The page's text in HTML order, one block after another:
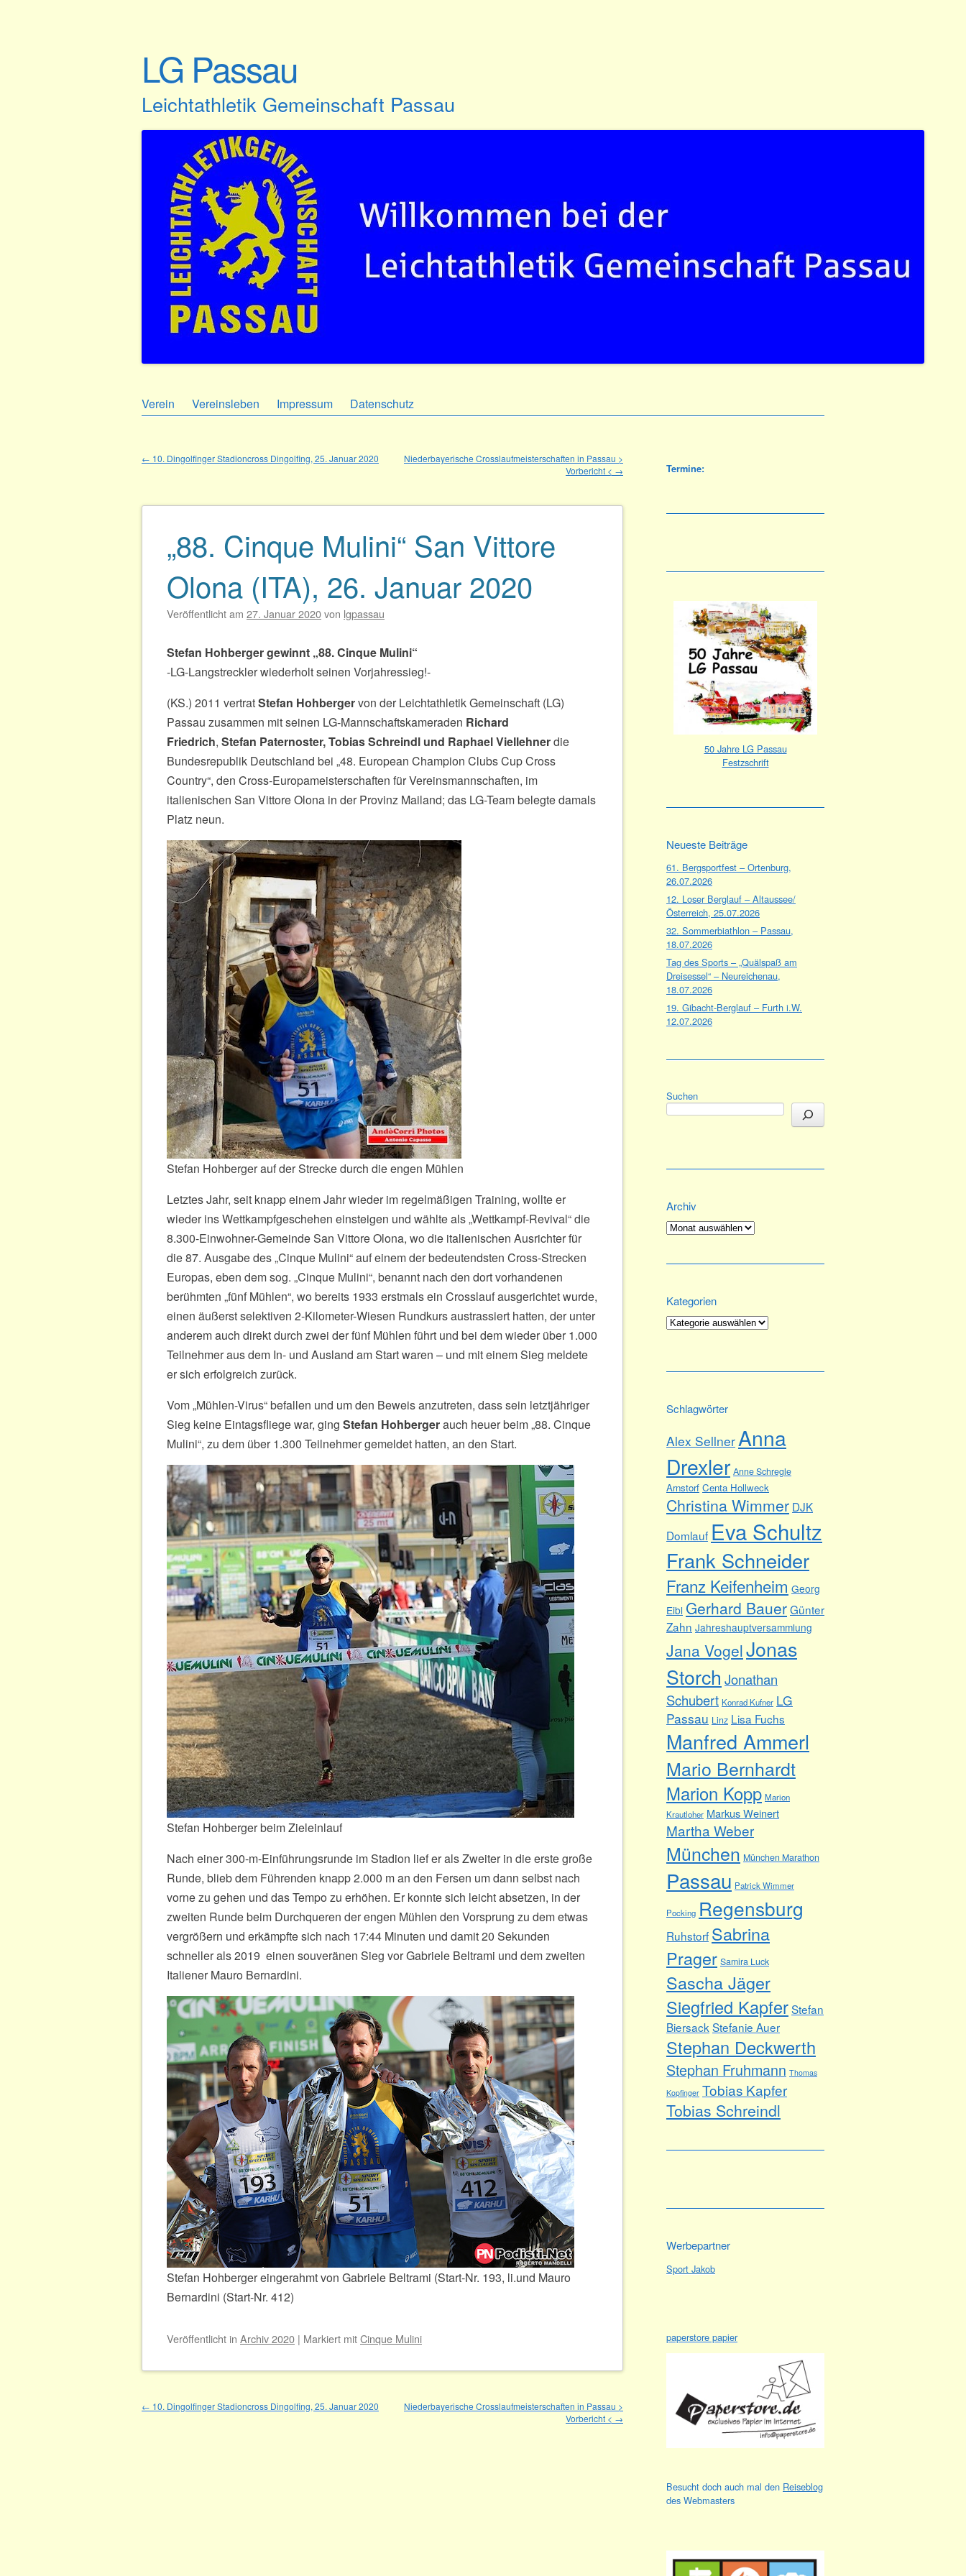
LG Passau
Leichtathletik Gemeinschaft Passau
Zum
Verein Vereinsleben Impressum Datenschutz
← 10. Dingolfinger Stadioncross Dingolfing, 25. Januar 2020
Niederbayerische Crosslaufmeisterschaften in Passau >
Vorbericht < →
„88. Cinque Mulini“ San Vittore
Olona (ITA), 26. Januar 2020
Veröffentlicht am 27. Januar 2020von lgpassau
Stefan Hohberger gewinnt „88. Cinque Mulini“
-LG-Langstreckler wiederholt seinen Vorjahressieg!-
(KS.) 2011 vertratStefan Hohbergervon der Leichtathletik Gemeinschaft (LG)
Passau zusammen mit seinen LG-Mannschaftskameraden Richard
Friedrich, Stefan Paternoster, Tobias Schreindl und Raphael Viellehnerdie
Bundesrepublik Deutschland bei „48. European Champion Clubs Cup Cross
Country“, den Cross-Europameisterschaften für Vereinsmannschaften, im
italienischen San Vittore Olona in der Provinz Mailand; das LG-Team belegte damals
Platz neun.
Stefan Hohberger auf der Strecke durch die engen Mühlen
Letztes Jahr, seit knapp einem Jahr wieder im regelmäßigen Training, wollte er
wieder ins Wettkampfgeschehen einsteigen und wählte als „Wettkampf-Revival“ die
8.300-Einwohner-Gemeinde San Vittore Olona, wo die italienischen Ausrichter für
die 87. Ausgabe des „Cinque Mulini“ auf einem der bedeutendsten Cross-Strecken
Europas, eben dem sog. „Cinque Mulini“, benannt nach den dort vorhandenen
berühmten „fünf Mühlen“, wo bereits 1933 erstmals ein Crosslauf ausgerichtet wurde,
einen äußerst selektiven 2-Kilometer-Wiesen Rundkurs austrassiert hatten, der unter
anderem auch direkt durch zwei der fünf Mühlen führt und bei dem wieder über 1.000
Teilnehmer aus dem In- und Ausland am Start waren – und mit einem Sieg meldete
er sich erfolgreich zurück.
Vom „Mühlen-Virus“ befallen und um den Beweis anzutreten, dass sein letztjähriger
Sieg keine Eintagsfliege war, ging Stefan Hohbergerauch heuer beim „88. Cinque
Mulini“, zu dem über 1.300 Teilnehmer gemeldet hatten, an den Start.
Stefan Hohberger beim Zieleinlauf
Nach einer 300-m-Einführungsrunde im Stadion lief er als Zweiter in die erste große
Runde, blieb dem Führenden knapp 2.000 m an den Fersen um dann selbst nach
vorne zu gehen und das Tempo zu erhöhen. Er konnte sich leicht absetzen, in der
zweiten Runde beim Durchqueren der engen Mühlen den Vorsprung zu dem etwas
vergrößern und erkämpfte sich nach 17:44 Minuten und damit 20 Sekunden
schneller als 2019 einen souveränen Sieg vor Gabriele Beltrami und dem zweiten
Italiener Mauro Bernardini.
Stefan Hohberger eingerahmt von Gabriele Beltrami (Start-Nr. 193, li.und Mauro
Bernardini (Start-Nr. 412)
Veröffentlicht in Archiv 2020 | Markiert mitCinque Mulini
Beitragsnavigation
← 10. Dingolfinger Stadioncross Dingolfing, 25. Januar 2020
Niederbayerische Crosslaufmeisterschaften in Passau >
Vorbericht < →
Termine:
50 Jahre LG Passau
Festzschrift
Neueste Beiträge
61. Bergsportfest – Ortenburg,
26.07.2026
12. Loser Berglauf – Altaussee/
Österreich, 25.07.2026
32. Sommerbiathlon – Passau,
18.07.2026
Tag des Sports – „Quälspaß am
Dreisessel“ – Neureichenau,
18.07.2026
19. Gibacht-Berglauf – Furth i.W.
12.07.2026
Suchen
Archiv
Archiv
Kategorien
Kategorien
Schlagwörter
Alex Sellner Anna
Drexler Anne Schregle
Arnstorf Centa Hollweck
Christina Wimmer DJK
Domlauf Eva Schultz
Frank Schneider
Franz Keifenheim Georg
Eibl Gerhard BauerGünter
Zahn Jahreshauptversammlung
Jana VogelJonas
Storch Jonathan
Schubert Konrad Kufner LG
Passau Linz Lisa Fuchs
Manfred Ammerl
Mario Bernhardt
Marion Kopp Marion
Krautloher Markus Weinert
Martha Weber
München München Marathon
Passau Patrick Wimmer
Pocking Regensburg
Ruhstorf Sabrina
Prager Samira Luck
Sascha Jäger
Siegfried KapferStefan
Biersack Stefanie Auer
Stephan Deckwerth
Stephan Fruhmann Thomas
Kopfinger Tobias Kapfer
Tobias Schreindl
Werbepartner
Sport Jakob
paperstore papier
Besucht doch auch mal den Reiseblog
des Webmasters